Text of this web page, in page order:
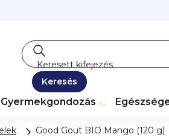
Keresés
Gyermekgondozás
Good Gout BIO Mango (120 g)